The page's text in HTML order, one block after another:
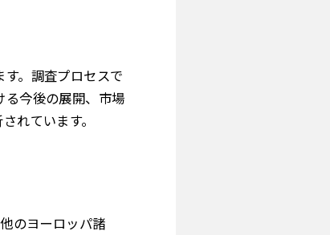
。調査プロセスで
今後の展開、市場
れています。
のヨーロッパ諸